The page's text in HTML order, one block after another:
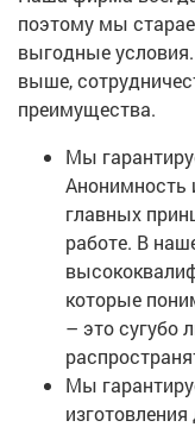
поэтому мы
выгодные
выше,
преимущества.
Мы
Анонимность
главных
работе. В
которые
– это сугубо
Мы